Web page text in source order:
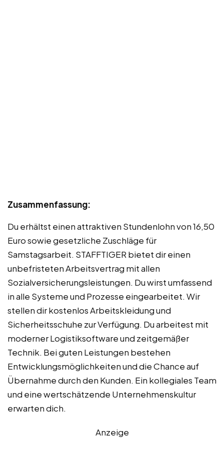
Zusammenfassung:
Du erhältst einen attraktiven Stundenlohn von 16,50
Euro sowie gesetzliche Zuschläge für
Samstagsarbeit. STAFFTIGER bietet dir einen
unbefristeten Arbeitsvertrag mit allen
Sozialversicherungsleistungen. Du wirst umfassend
in alle Systeme und Prozesse eingearbeitet. Wir
stellen dir kostenlos Arbeitskleidung und
Sicherheitsschuhe zur Verfügung. Du arbeitest mit
moderner Logistiksoftware und zeitgemäßer
Technik. Bei guten Leistungen bestehen
Entwicklungsmöglichkeiten und die Chance auf
Übernahme durch den Kunden. Ein kollegiales Team
und eine wertschätzende Unternehmenskultur
erwarten dich.
Anzeige